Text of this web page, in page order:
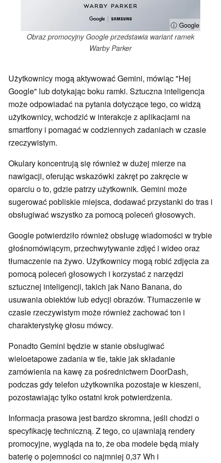
ⓘ Google
Obraz promocyjny Google przedstawia wariant ramek
Warby Parker
Użytkownicy mogą aktywować Gemini, mówiąc "Hej
Google" lub dotykając boku ramki. Sztuczna inteligencja
może odpowiadać na pytania dotyczące tego, co widzą
użytkownicy, wchodzić w interakcje z aplikacjami na
smartfony i pomagać w codziennych zadaniach w czasie
rzeczywistym.
Okulary koncentrują się również w dużej mierze na
nawigacji, oferując wskazówki zakręt po zakręcie w
oparciu o to, gdzie patrzy użytkownik. Gemini może
sugerować pobliskie miejsca, dodawać przystanki do tras i
obsługiwać wszystko za pomocą poleceń głosowych.
Google potwierdziło również obsługę wiadomości w trybie
głośnomówiącym, przechwytywanie zdjęć i wideo oraz
tłumaczenie na żywo. Użytkownicy mogą robić zdjęcia za
pomocą poleceń głosowych i korzystać z narzędzi
sztucznej inteligencji, takich jak Nano Banana, do
usuwania obiektów lub edycji obrazów. Tłumaczenie w
czasie rzeczywistym może również zachować ton i
charakterystykę głosu mówcy.
Ponadto Gemini będzie w stanie obsługiwać
wieloetapowe zadania w tle, takie jak składanie
zamówienia na kawę za pośrednictwem DoorDash,
podczas gdy telefon użytkownika pozostaje w kieszeni,
pozostawiając tylko ostatni krok potwierdzenia.
Informacja prasowa jest bardzo skromna, jeśli chodzi o
specyfikację techniczną. Z tego, co ujawniają rendery
promocyjne, wygląda na to, że oba modele będą miały
baterię o pojemności co najmniej 0,37 Wh i